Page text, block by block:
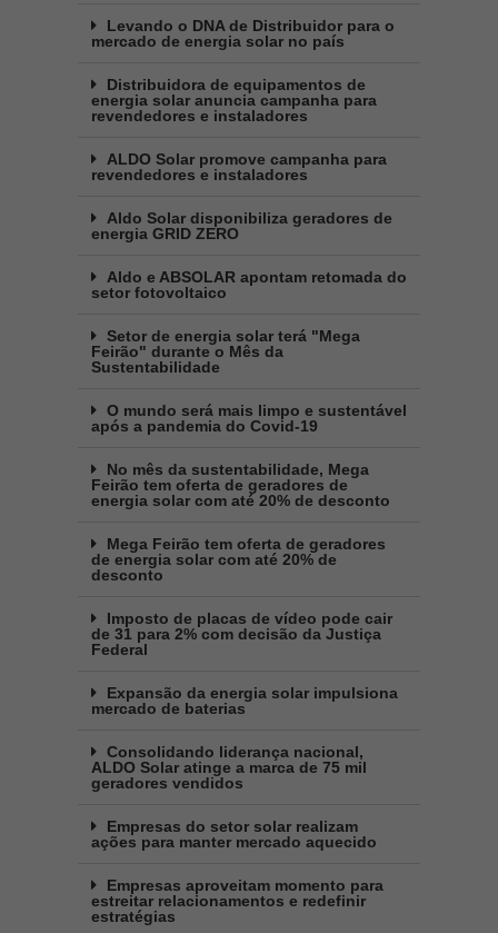
Levando o DNA de Distribuidor para o
mercado de energia solar no país
Distribuidora de equipamentos de
energia solar anuncia campanha para
revendedores e instaladores
ALDO Solar promove campanha para
revendedores e instaladores
Aldo Solar disponibiliza geradores de
energia GRID ZERO
Aldo e ABSOLAR apontam retomada do
setor fotovoltaico
Setor de energia solar terá "Mega
Feirão" durante o Mês da
Sustentabilidade
O mundo será mais limpo e sustentável
após a pandemia do Covid-19
No mês da sustentabilidade, Mega
Feirão tem oferta de geradores de
energia solar com até 20% de desconto
Mega Feirão tem oferta de geradores
de energia solar com até 20% de
desconto
Imposto de placas de vídeo pode cair
de 31 para 2% com decisão da Justiça
Federal
Expansão da energia solar impulsiona
mercado de baterias
Consolidando liderança nacional,
ALDO Solar atinge a marca de 75 mil
geradores vendidos
Empresas do setor solar realizam
ações para manter mercado aquecido
Empresas aproveitam momento para
estreitar relacionamentos e redefinir
estratégias